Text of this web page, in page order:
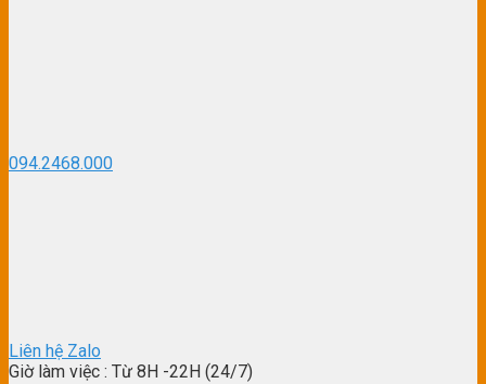
094.2468.000
Liên hệ Zalo
Giờ làm việc : Từ 8H -22H (24/7)